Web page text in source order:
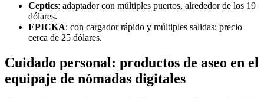
Ceptics: adaptador con múltiples puertos, alrededor de los 19
dólares.
EPICKA: con cargador rápido y múltiples salidas; precio
cerca de 25 dólares.
Cuidado personal: productos de aseo en el
equipaje de nómadas digitales